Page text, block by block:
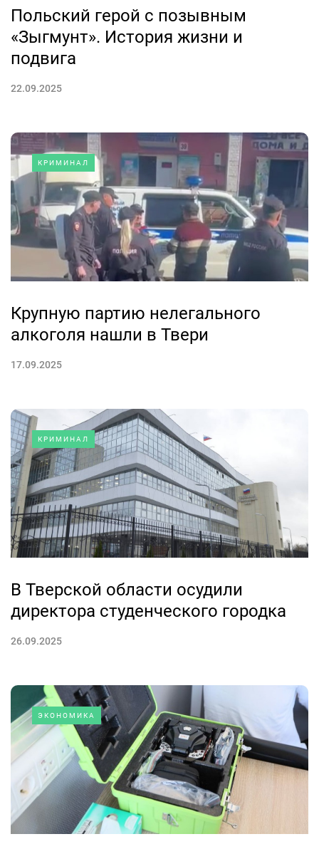
Польский герой с позывным
«Зыгмунт». История жизни и
подвига
22.09.2025
КРИМИНАЛ
Крупную партию нелегального
алкоголя нашли в Твери
17.09.2025
КРИМИНАЛ
В Тверской области осудили
директора студенческого городка
26.09.2025
ЭКОНОМИКА